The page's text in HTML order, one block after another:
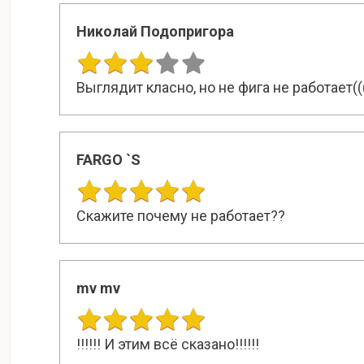
Николай Подопригора
Выглядит класно, но не фига не
FARGO `S
Скажите почему не работает??
mv mv
!!!!!! И этим всё сказано!!!!!!